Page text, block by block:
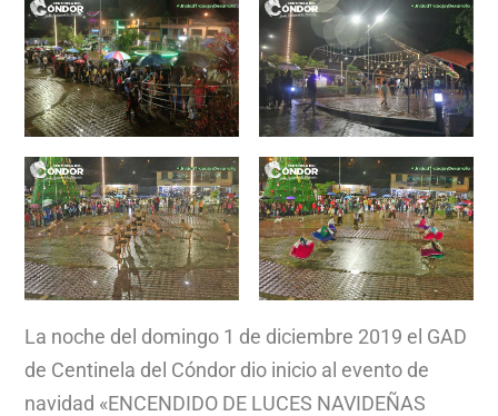
La noche del domingo 1 de diciembre 2019 el GAD
de Centinela del Cóndor dio inicio al evento de
navidad «ENCENDIDO DE LUCES NAVIDEÑAS